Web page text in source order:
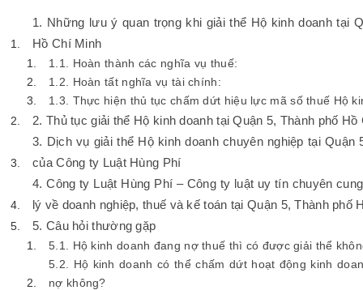
1. Những lưu ý quan trọng khi giải thể Hộ kinh doanh tại
Hồ Chí Minh
1.1. Hoàn thành các nghĩa vụ thuế:
1.2. Hoàn tất nghĩa vụ tài chính:
1.3. Thực hiện thủ tục chấm dứt hiệu lực mã số thuế Hộ
2. Thủ tục giải thể Hộ kinh doanh tại Quận 5, Thành phố Hồ
3. Dịch vụ giải thể Hộ kinh doanh chuyên nghiệp tại Quận
của Công ty Luật Hùng Phí
4. Công ty Luật Hùng Phí – Công ty luật uy tín chuyên
lý về doanh nghiệp, thuế và kế toán tại Quận 5, Thành phố
5. Câu hỏi thường gặp
5.1. Hộ kinh doanh đang nợ thuế thì có được giải thể
5.2. Hộ kinh doanh có thể chấm dứt hoạt động kinh
nợ không?